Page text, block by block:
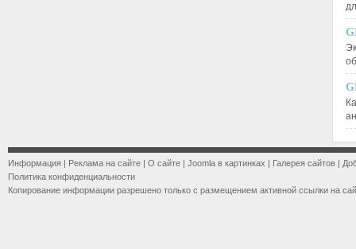
Информация | Реклама на сайте | О сайте | Joomla в картинках | Галерея сайтов |
Политика конфиденциальности
Копирование информации разрешено только с размещением активной ссылки на